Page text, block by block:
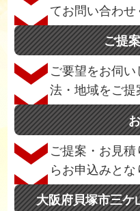
てお問い合わせ
ご提
ご要望をお伺
法・地域をご
ご提案・お見
らお申込みとな
大阪府貝塚市三ケ